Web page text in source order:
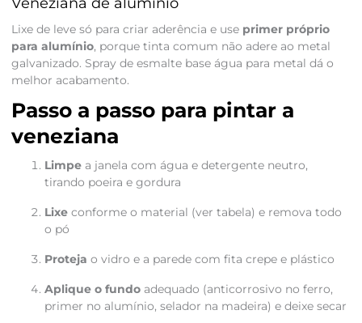
Lixe de leve só para criar aderência e use primer próprio
para alumínio, porque tinta comum não adere ao metal
galvanizado. Spray de esmalte base água para metal dá o
melhor acabamento.
Passo a passo para pintar a
veneziana
Limpea janela com água e detergente neutro,
tirando poeira e gordura
Lixeconforme o material (ver tabela) e remova todo
o pó
Proteja o vidro e a parede com fita crepe e plástico
Aplique o fundoadequado (anticorrosivo no ferro,
primer no alumínio, selador na madeira) e deixe secar